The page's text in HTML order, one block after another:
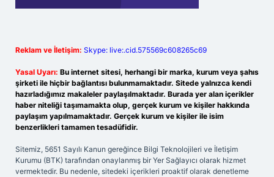
Reklam ve İletişim: Skype: live:.cid.575569c608265c69
Yasal Uyarı: Bu internet sitesi, herhangi bir marka, kurum veya şahıs
şirketi ile hiçbir bağlantısı bulunmamaktadır. Sitede yalnızca kendi
hazırladığımız makaleler paylaşılmaktadır. Burada yer alan içerikler
haber niteliği taşımamakta olup, gerçek kurum ve kişiler hakkında
paylaşım yapılmamaktadır. Gerçek kurum ve kişiler ile isim
benzerlikleri tamamen tesadüfidir.
Sitemiz, 5651 Sayılı Kanun gereğince Bilgi Teknolojileri ve İletişim
Kurumu (BTK) tarafından onaylanmış bir Yer Sağlayıcı olarak hizmet
vermektedir. Bu nedenle, sitedeki içerikleri proaktif olarak denetleme